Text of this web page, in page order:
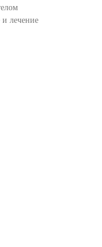
и лечение